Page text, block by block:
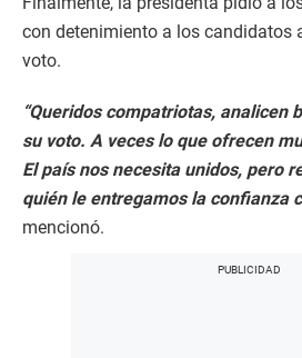
con detenimiento a los candidatos
voto.
“Queridos compatriotas, analicen
su voto. A veces lo que ofrecen
El país nos necesita unidos, pero
quién le entregamos la confianza
mencionó.